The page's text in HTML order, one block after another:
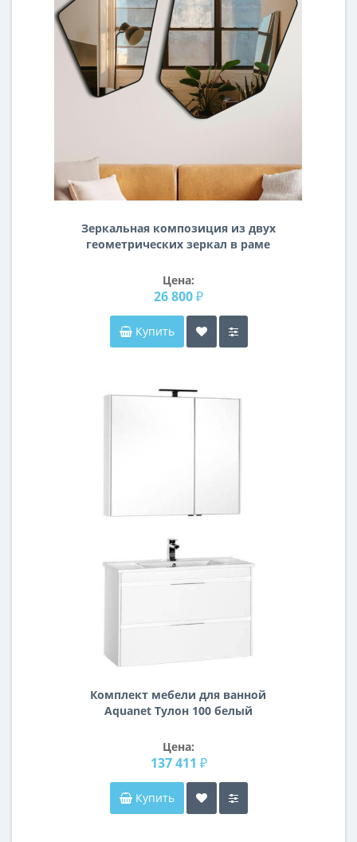
Зеркальная композиция из двух
геометрических зеркал в раме
Цена:
26 800 ₽
Купить
Комплект мебели для ванной
Aquanet Тулон 100 белый
Цена:
137 411 ₽
Купить